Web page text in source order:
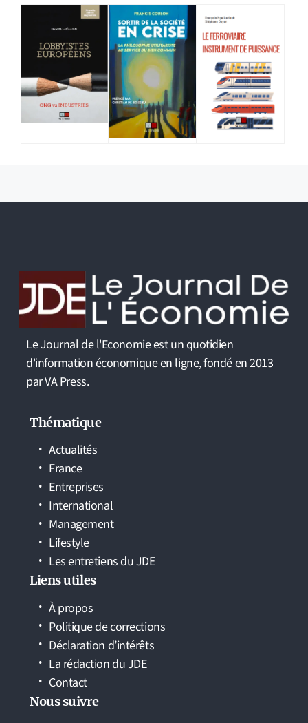
Le Journal de l'Economie est un quotidien
d'information économique en ligne, fondé en 2013
par VA Press.
Thématique
Actualités
France
Entreprises
International
Management
Lifestyle
Les entretiens du JDE
Liens utiles
À propos
Politique de corrections
Déclaration d’intérêts
La rédaction du JDE
Contact
Nous suivre